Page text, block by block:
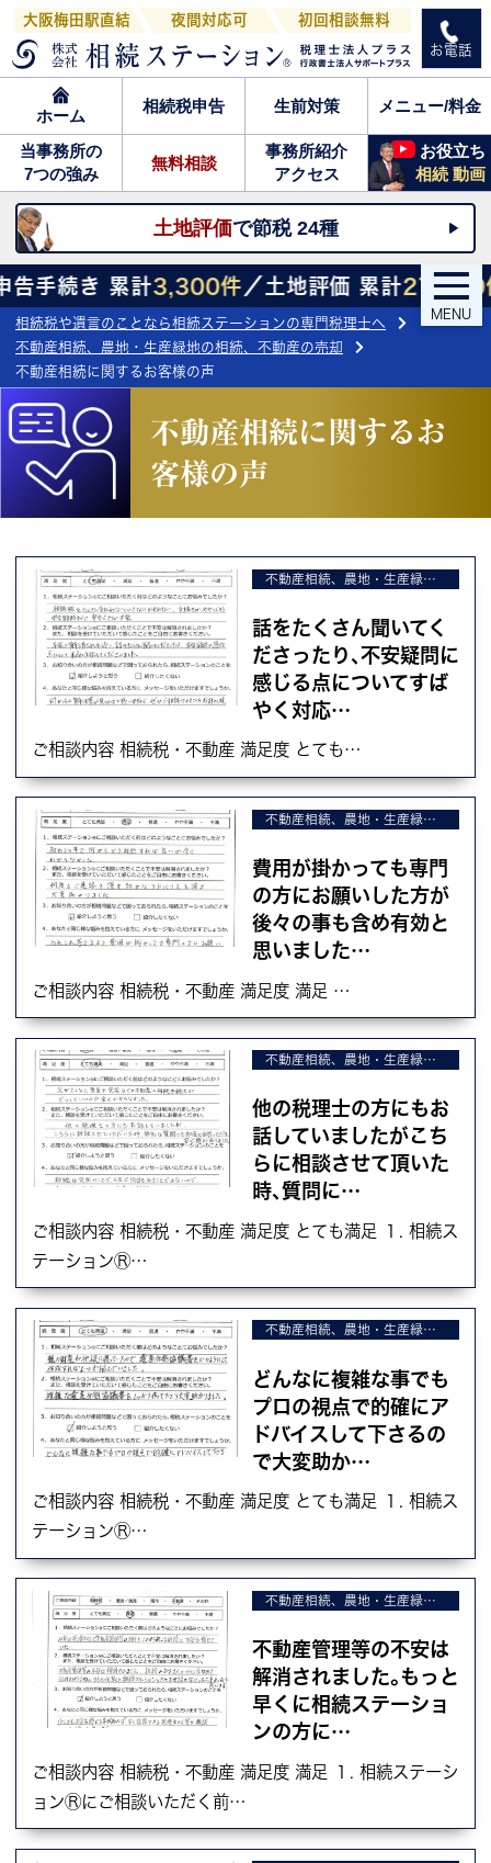
お電話
大阪梅田駅直結 夜間対応可 初回相談無料
MENU
ホーム
相続税申告 生前対策
当事務所の
7つの強み
メニュー/料金
無料相談
事務所紹介
アクセス
お役立ち
相続 動画
土地評価で節税 24種
3,300件／土地評価 累計27,800件／遺言作
相続税や遺言のことなら相続ステーションの専門税理士へ
不動産相続、農地・生産緑地の相続、不動産の売却
不動産相続に関するお客様の声
不動産相続に関するお
客様の声
不動産相続、農地・生産緑地の相続、不動産の売却
話をたくさん聞いてく
ださったり､不安疑問に
感じる点についてすば
やく対応…
ご相談内容 相続税・不動産 満足度 とても…
不動産相続、農地・生産緑地の相続、不動産の売却
費用が掛かっても専門
の方にお願いした方が
後々の事も含め有効と
思いました…
ご相談内容 相続税・不動産 満足度 満足 …
不動産相続、農地・生産緑地の相続、不動産の売却
他の税理士の方にもお
話していましたがこち
らに相談させて頂いた
時､質問に…
ご相談内容 相続税・不動産 満足度 とても満足 １. 相続ス
テーションⓇ…
不動産相続、農地・生産緑地の相続、不動産の売却
どんなに複雑な事でも
プロの視点で的確にア
ドバイスして下さるの
で大変助か…
ご相談内容 相続税・不動産 満足度 とても満足 １. 相続ス
テーションⓇ…
不動産相続、農地・生産緑地の相続、不動産の売却
不動産管理等の不安は
解消されました｡もっと
早くに相続ステーショ
ンの方に…
ご相談内容 相続税・不動産 満足度 満足 １. 相続ステーシ
ョンⓇにご相談いただく前…